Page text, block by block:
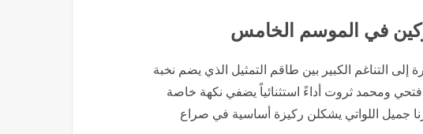
في الموسم الخامس
التناغم الكبير بين طاقم التمثيل الذي يضم نخبة
ومحمد ثروت أداءً استثنائياً يضفي نكهة خاصة
جميل اللواتي يشكلن ركيزة أساسية في صراع